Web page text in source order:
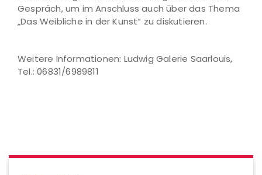
Gespräch, um im Anschluss auch über das Thema
„Das Weibliche in der Kunst“ zu diskutieren.
Weitere Informationen: Ludwig Galerie Saarlouis,
Tel.: 06831/6989811